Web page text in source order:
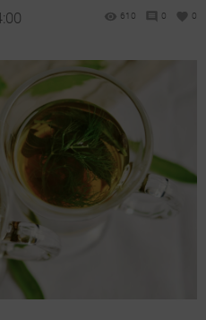
610 0 0